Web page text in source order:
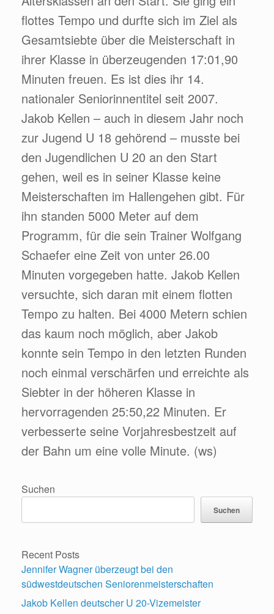
flottes Tempo und durfte sich im Ziel als
Gesamtsiebte über die Meisterschaft in
ihrer Klasse in überzeugenden 17:01,90
Minuten freuen. Es ist dies ihr 14.
nationaler Seniorinnentitel seit 2007.
Jakob Kellen – auch in diesem Jahr noch
zur Jugend U 18 gehörend – musste bei
den Jugendlichen U 20 an den Start
gehen, weil es in seiner Klasse keine
Meisterschaften im Hallengehen gibt. Für
ihn standen 5000 Meter auf dem
Programm, für die sein Trainer Wolfgang
Schaefer eine Zeit von unter 26.00
Minuten vorgegeben hatte. Jakob Kellen
versuchte, sich daran mit einem flotten
Tempo zu halten. Bei 4000 Metern schien
das kaum noch möglich, aber Jakob
konnte sein Tempo in den letzten Runden
noch einmal verschärfen und erreichte als
Siebter in der höheren Klasse in
hervorragenden 25:50,22 Minuten. Er
verbesserte seine Vorjahresbestzeit auf
der Bahn um eine volle Minute. (ws)
Suchen
Suchen
Recent Posts
Jennifer Wagner überzeugt bei den
südwestdeutschen Seniorenmeisterschaften
Jakob Kellen deutscher U 20-Vizemeister